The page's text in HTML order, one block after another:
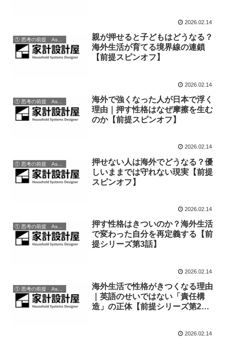
2026.02.14
① 思考の前提 Assumptions of Thinking
親が押せると子どもはどうなる？
海外生活が育てる境界線の連鎖
【前提スピンオフ】
2026.02.14
① 思考の前提 Assumptions of Thinking
海外で強くなった人が日本で浮く
理由｜押す性格はなぜ摩擦を生む
のか【前提スピンオフ】
2026.02.14
① 思考の前提 Assumptions of Thinking
押せない人は海外でどうなる？優
しいままでは守れない現実【前提
スピンオフ】
2026.02.14
① 思考の前提 Assumptions of Thinking
押す性格はきついのか？海外生活
で変わった自分を再定義する【前
提シリーズ第3話】
2026.02.14
① 思考の前提 Assumptions of Thinking
海外生活で性格がきつくなる理由
｜英語のせいではない「責任構
造」の正体【前提シリーズ第2
2026.02.14